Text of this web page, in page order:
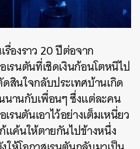
รื่องราว 20 ปีต่อจาก
เรนตันที่เชิดเงินก้อนโตหนีไป
สินใจกลับประเทศบ้านเกิด
นานกับเพื่อนๆ ซึ่งแต่ละคน
นตันเอาไว้อย่างเต็มเหนี่ยว
แค้นให้ตายกันไปข้างหนึ่ง